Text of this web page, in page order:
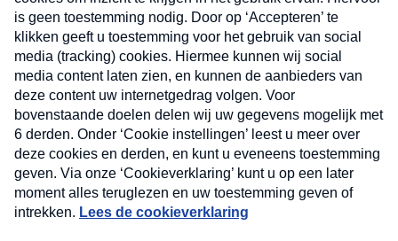
Nieuwsbrief
Neem hier een gratis abonnement op onze
nieuwsbrief. Elke vrijdag- en dinsdagochtend in uw